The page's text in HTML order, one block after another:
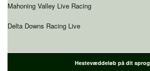
Mahoning Valley Live Racing
Delta Downs Racing Live
Hestevæddeløb på dit sprog